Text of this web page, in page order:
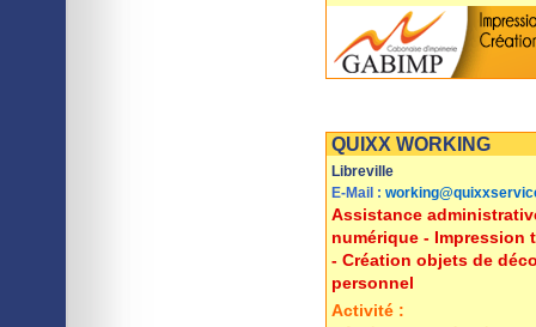
QUIXX WORKING
Libreville
E-Mail :
Assistance
numérique - Impression
- Création objets de
personnel
Activité :